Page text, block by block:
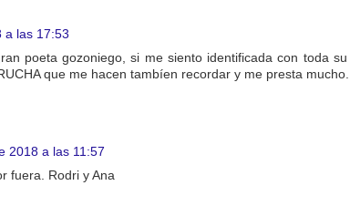
a las 17:53
poeta gozoniego, si me siento identificada con toda
que me hacen tambíen recordar y me presta mucho.
2018 a las 11:57
fuera. Rodri y Ana